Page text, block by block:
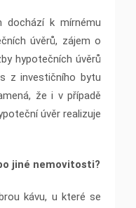
dochází k mírnému
úvěrů, zájem o
hypotečních úvěrů
z investičního bytu
že i v případě
úvěr realizuje
jiné nemovitosti?
kávu, u které se